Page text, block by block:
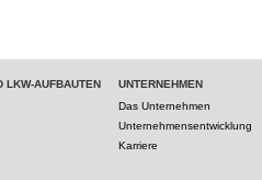
LKW-AUFBAUTEN
UNTERNEHMEN
Das Unternehmen
Unternehmensentwicklung
Karriere